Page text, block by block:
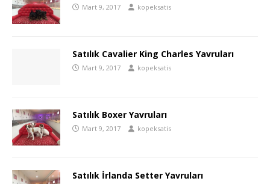
Mart 9, 2017 kopeksatis
Satılık Cavalier King Charles Yavruları
Mart 9, 2017 kopeksatis
Satılık Boxer Yavruları
Mart 9, 2017 kopeksatis
Satılık İrlanda Setter Yavruları